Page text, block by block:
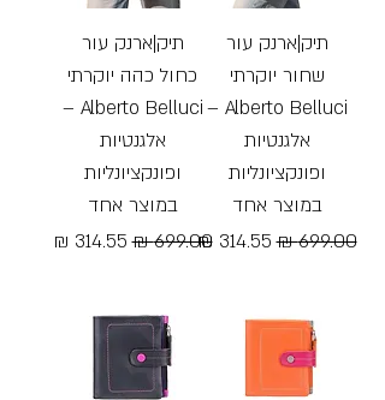
תיק|ארנק עור
שחור יוקרתי
Alberto Belluci –
אלגנטיות
ופונקציונליות
במוצר אחד
מחיר רגיל‏699.00 ‏₪ מחיר מבצע
תיק|ארנק עור
כחול כהה יוקרתי
Alberto Belluci –
אלגנטיות
ופונקציונליות
במוצר אחד
מחיר רגיל‏699.00 ‏₪ מחיר מבצע